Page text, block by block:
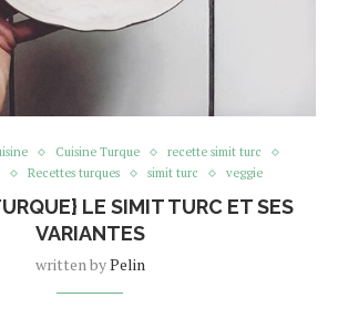
Cuisine Turque
recette simit turc
Recettes turques simit turc veggie
LE SIMIT TURC ET SES
VARIANTES
written byPelin